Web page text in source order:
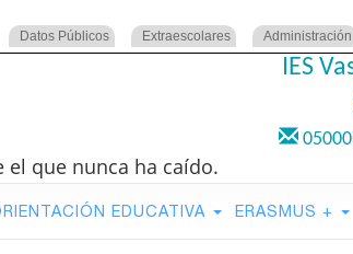
Datos Públicos Extraescolares Administración
IES
el que nunca ha caído.
EDUCATIVA ERASMUS +